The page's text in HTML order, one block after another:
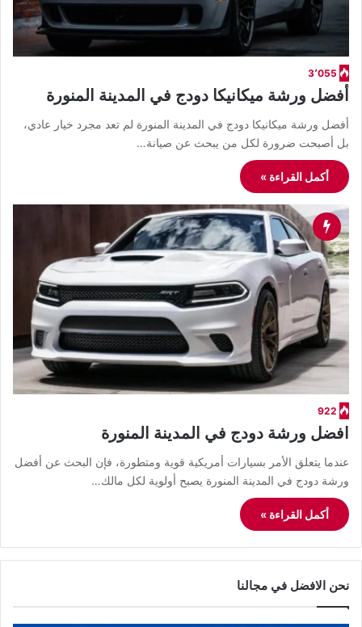
3٬055
أفضل ورشة ميكانيكا دودج في المدينة المنورة
أفضل ورشة ميكانيكا دودج في المدينة المنورة لم تعد مجرد خيار عادي،
بل أصبحت ضرورة لكل من يبحث عن صيانة…
أكمل القراءة »
922
افضل ورشة دودج في المدينة المنورة
​عندما يتعلق الأمر بسيارات أمريكية قوية ومتطورة، فإن البحث عن أفضل
ورشة دودج في المدينة المنورة يصبح أولوية لكل مالك…
أكمل القراءة »
نحن الافضل في مجالنا